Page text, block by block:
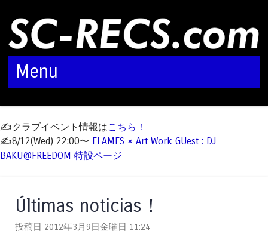
Menu
✍️クラブイベント情報はこちら！
✍️8/12(Wed) 22:00〜 FLAMES × Art Work GUest : DJ
BAKU@FREEDOM 特設ページ
Últimas noticias！
投稿日 2012年3月9日金曜日 11:24